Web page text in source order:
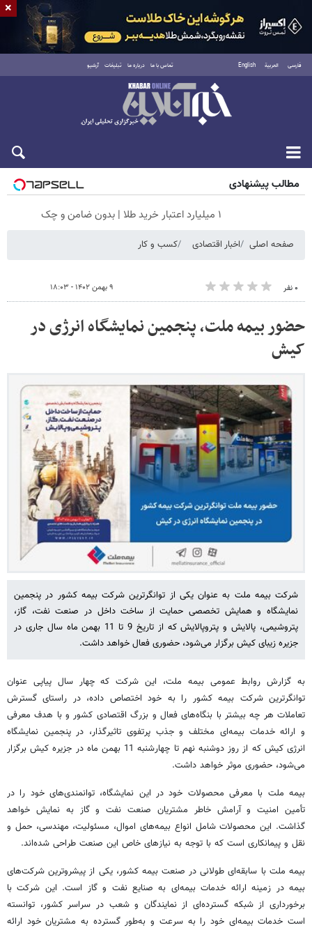
فارسی العربية English تماس با ما درباره ما تبلیغات آرشیو
جمعه ۱۶ مرداد ۱۴۰۵
مطالب پیشنهادی
۱ میلیارد اعتبار خرید طلا | بدون ضامن و چک
صفحه اصلی اخبار اقتصادی کسب و کار
۰ نفر ۹ بهمن ۱۴۰۲ - ۱۸:۰۳
حضور بیمه ملت، پنجمین نمایشگاه انرژی در
کیش
شرکت بیمه ملت به عنوان یکی از توانگرترین شرکت بیمه کشور در پنجمین
نمایشگاه و همایش تخصصی حمایت از ساخت داخل در صنعت نفت، گاز،
پتروشیمی، پالایش و پتروپالایش که از تاریخ 9 تا 11 بهمن ماه سال جاری در
جزیره زیبای کیش برگزار می‌شود، حضوری فعال خواهد داشت.
به گزارش روابط عمومی بیمه ملت، این شرکت که چهار سال پیاپی عنوان
توانگرترین شرکت بیمه کشور را به خود اختصاص داده، در راستای گسترش
تعاملات هر چه بیشتر با بنگاه‌های فعال و بزرگ اقتصادی کشور و با هدف معرفی
و ارائه خدمات بیمه‌ای مختلف و جذب پرتفوی تاثیرگذار، در پنجمین نمایشگاه
انرژی کیش که از روز دوشنبه نهم تا چهارشنبه 11 بهمن ماه در جزیره کیش برگزار
می‌شود، حضوری موثر خواهد داشت.
بیمه ملت با معرفی محصولات خود در این نمایشگاه، توانمندی‌های خود را در
تأمین امنیت و آرامش خاطر مشتریان صنعت نفت و گاز به نمایش خواهد
گذاشت. این محصولات شامل انواع بیمه‌های اموال، مسئولیت، مهندسی، حمل و
نقل و پیمانکاری است که با توجه به نیازهای خاص این صنعت طراحی شده‌اند.
بیمه ملت با سابقه‌ای طولانی در صنعت بیمه کشور، یکی از پیشروترین شرکت‌های
بیمه در زمینه ارائه خدمات بیمه‌ای به صنایع نفت و گاز است. این شرکت با
برخورداری از شبکه گسترده‌ای از نمایندگان و شعب در سراسر کشور، توانسته
است خدمات بیمه‌ای خود را به سرعت و به‌طور گسترده به مشتریان خود ارائه
×